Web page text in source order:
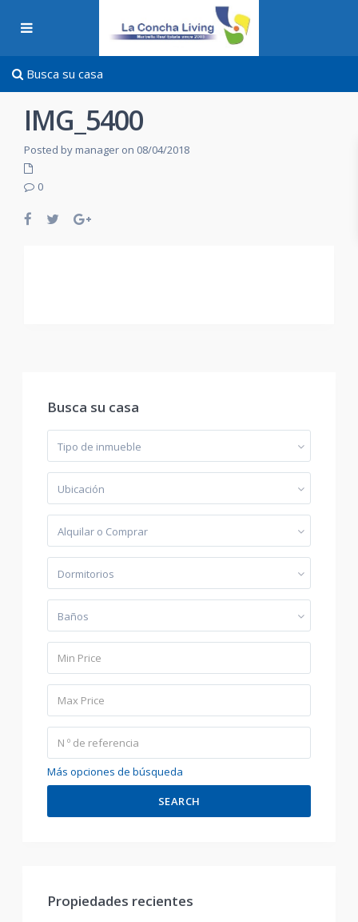
Busca su casa
IMG_5400
Posted by manager on 08/04/2018
0
Busca su casa
Tipo de inmueble
Ubicación
Alquilar o Comprar
Dormitorios
Baños
Más opciones de búsqueda
SEARCH
Propiedades recientes